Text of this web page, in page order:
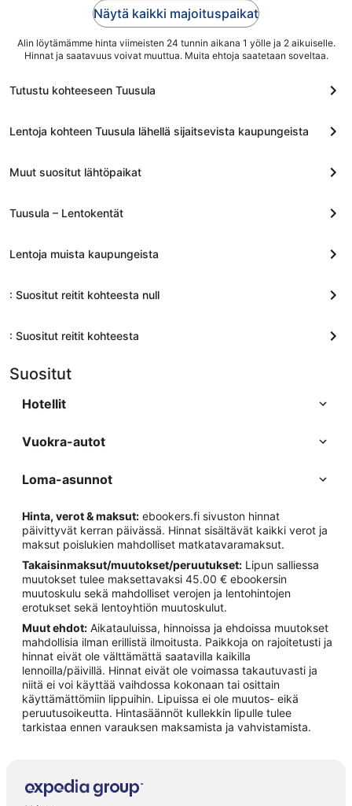
Näytä kaikki majoituspaikat
Alin löytämämme hinta viimeisten 24 tunnin aikana 1 yölle ja 2 aikuiselle.
Hinnat ja saatavuus voivat muuttua. Muita ehtoja saatetaan soveltaa.
Tutustu kohteeseen Tuusula
Lentoja kohteen Tuusula lähellä sijaitsevista kaupungeista
Muut suositut lähtöpaikat
Tuusula – Lentokentät
Lentoja muista kaupungeista
: Suositut reitit kohteesta null
: Suositut reitit kohteesta
Suositut
Hotellit
Vuokra-autot
Loma-asunnot
Hinta, verot & maksut: ebookers.fi sivuston hinnat
päivittyvät kerran päivässä. Hinnat sisältävät kaikki verot ja
maksut poislukien mahdolliset matkatavaramaksut.
Takaisinmaksut/muutokset/peruutukset: Lipun salliessa
muutokset tulee maksettavaksi 45.00 € ebookersin
muutoskulu sekä mahdolliset verojen ja lentohintojen
erotukset sekä lentoyhtiön muutoskulut.
Muut ehdot: Aikatauluissa, hinnoissa ja ehdoissa muutokset
mahdollisia ilman erillistä ilmoitusta. Paikkoja on rajoitetusti ja
hinnat eivät ole välttämättä saatavilla kaikilla
lennoilla/päivillä. Hinnat eivät ole voimassa takautuvasti ja
niitä ei voi käyttää vaihdossa kokonaan tai osittain
käyttämättömiin lippuihin. Lipuissa ei ole muutos- eikä
peruutusoikeutta. Hintasäännöt kullekkin lipulle tulee
tarkistaa ennen varauksen maksamista ja vahvistamista.